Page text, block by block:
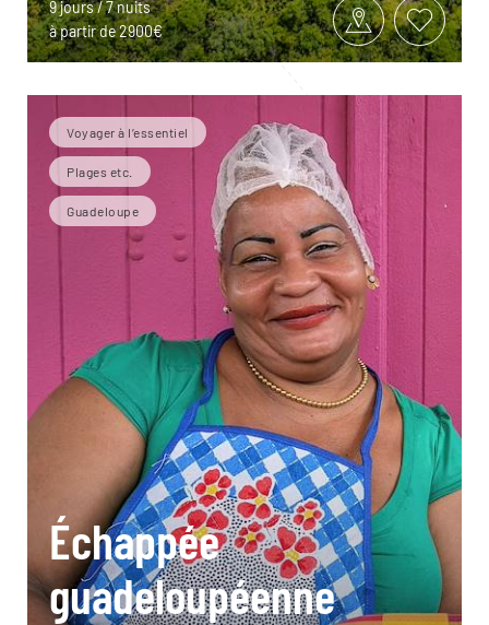
9 jours / 7 nuits
à partir de 2900€
Voyager à l’essentiel
Plages etc.
Guadeloupe
Échappée
guadeloupéenne